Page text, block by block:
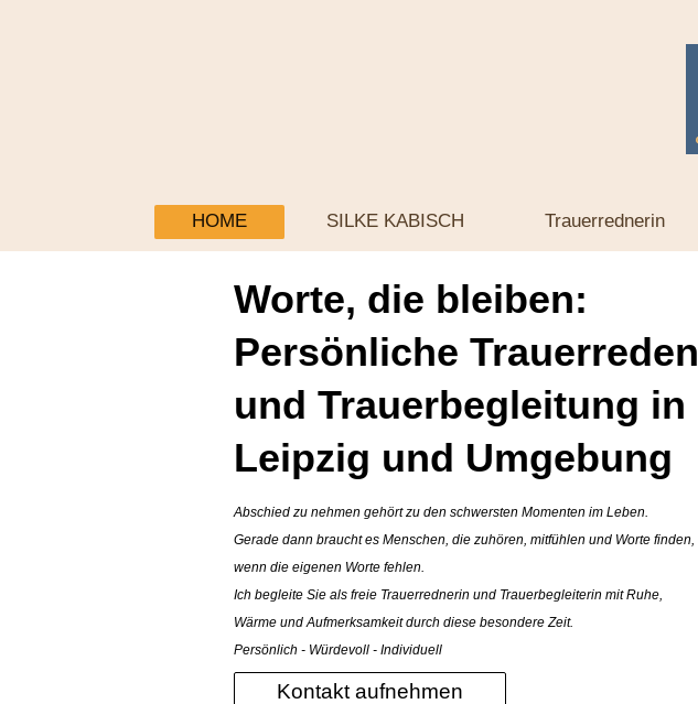
HOME SILKE KABISCH Trauerrednerin
Worte, die bleiben:
Persönliche Trauerreden
und Trauerbegleitung in
Leipzig und Umgebung
Abschied zu nehmen gehört zu den schwersten Momenten im Leben.
Gerade dann braucht es Menschen, die zuhören, mitfühlen und Worte finden,
wenn die eigenen Worte fehlen.
Ich begleite Sie als freie Trauerrednerin und Trauerbegleiterin mit Ruhe,
Wärme und Aufmerksamkeit durch diese besondere Zeit.
Persönlich - Würdevoll - Individuell
Kontakt aufnehmen